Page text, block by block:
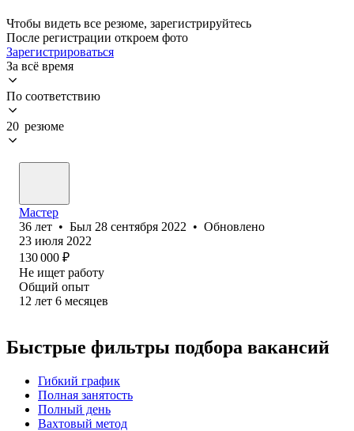
Чтобы видеть все резюме, зарегистрируйтесь
После регистрации откроем фото
Зарегистрироваться
За всё время
По соответствию
20 резюме
Мастер
36 лет • Был 28 сентября 2022 • Обновлено
23 июля 2022
130 000 ₽
Не ищет работу
Общий опыт
12 лет 6 месяцев
Быстрые фильтры подбора вакансий
Гибкий график
Полная занятость
Полный день
Вахтовый метод